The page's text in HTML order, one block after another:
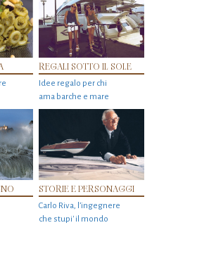
REGALI SOTTO IL SOLE
Idee regalo per chi
ama barche e mare
STORIE E PERSONAGGI
Carlo Riva, l’ingegnere
che stupi' il mondo